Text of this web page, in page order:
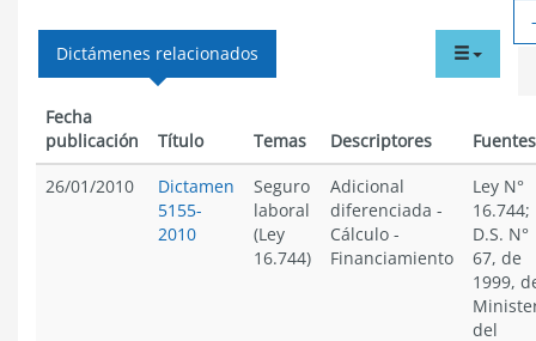
menu
Dictámenes relacionados
Fecha
publicación
Título Temas Descriptores
Fuentes
26/01/2010
Dictamen
5155-
2010
Seguro
laboral
(Ley
16.744)
Adicional
diferenciada -
Cálculo -
Financiamiento
Ley N°
16.744;
D.S. N°
67, de
1999,
del